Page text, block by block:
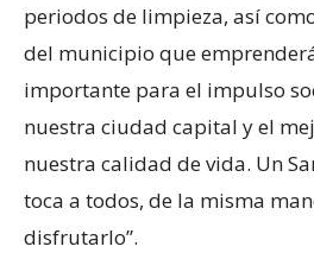
periodos de limpieza, así
del municipio que
importante para el impulso
nuestra ciudad capital y el
nuestra calidad de vida. Un
toca a todos, de la misma
disfrutarlo”.